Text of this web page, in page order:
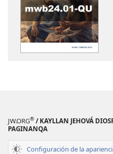
JW.ORG® / KAYLLAN JEHOVÁ
PAGINANQA
Configuración de la